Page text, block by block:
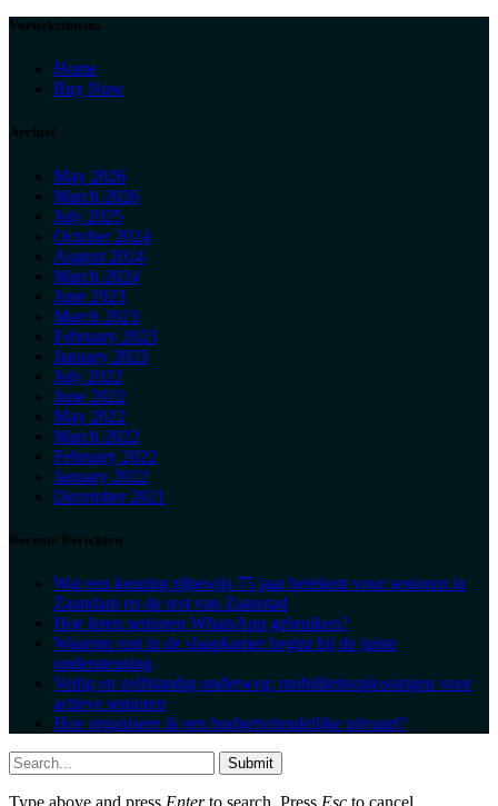
Voettekstmenu
Home
Buy Now
Archief
May 2026
March 2026
July 2025
October 2024
August 2024
March 2024
June 2023
March 2023
February 2023
January 2023
July 2022
June 2022
May 2022
March 2022
February 2022
January 2022
December 2021
Recente Berichten
Wat een keuring rijbewijs 75 jaar betekent voor senioren in
Zaandam en de rest van Zaanstad
Hoe leren senioren WhatsApp gebruiken?
Waarom rust in de slaapkamer begint bij de juiste
ondersteuning
Veilig en zelfstandig onderweg: mobiliteitsoplossingen voor
actieve senioren
Hoe organiseer ik een budgetvriendelijke uitvaart?
Submit
Type above and press Enterto search. Press Esc to cancel.